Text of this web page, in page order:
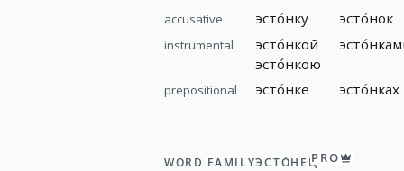
accusative эсто́нку эсто́нок
instrumental
эсто́нкой
эсто́нкою
prepositional эсто́нке эсто́нках
WORD FAMILYЭСТО́НЕЦPRO